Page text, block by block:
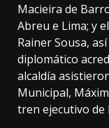
Macieira de
Abreu e Lima; y
Rainer Sousa,
diplomático
alcaldía
Municipal,
tren ejecutivo de